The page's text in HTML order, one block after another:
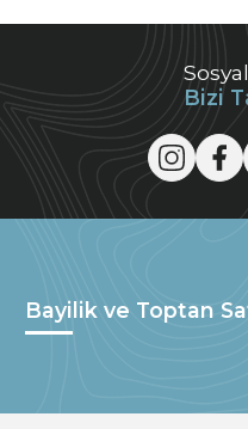
Bizi
Bayilik ve Toptan